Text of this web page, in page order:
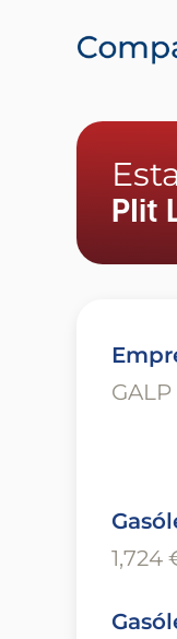
PIit
GALP
1,724